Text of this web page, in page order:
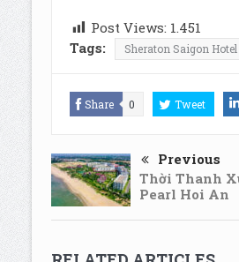
Post Views: 1.451
Tags:
Sheraton Saigon
Share 0 Tweet
Previous
Thời Thanh
Pearl Hoi An